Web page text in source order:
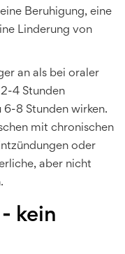
Beruhigung, eine
Linderung von
an als bei oraler
4 Stunden
6-8 Stunden wirken.
mit chronischen
oder
aber nicht
kein